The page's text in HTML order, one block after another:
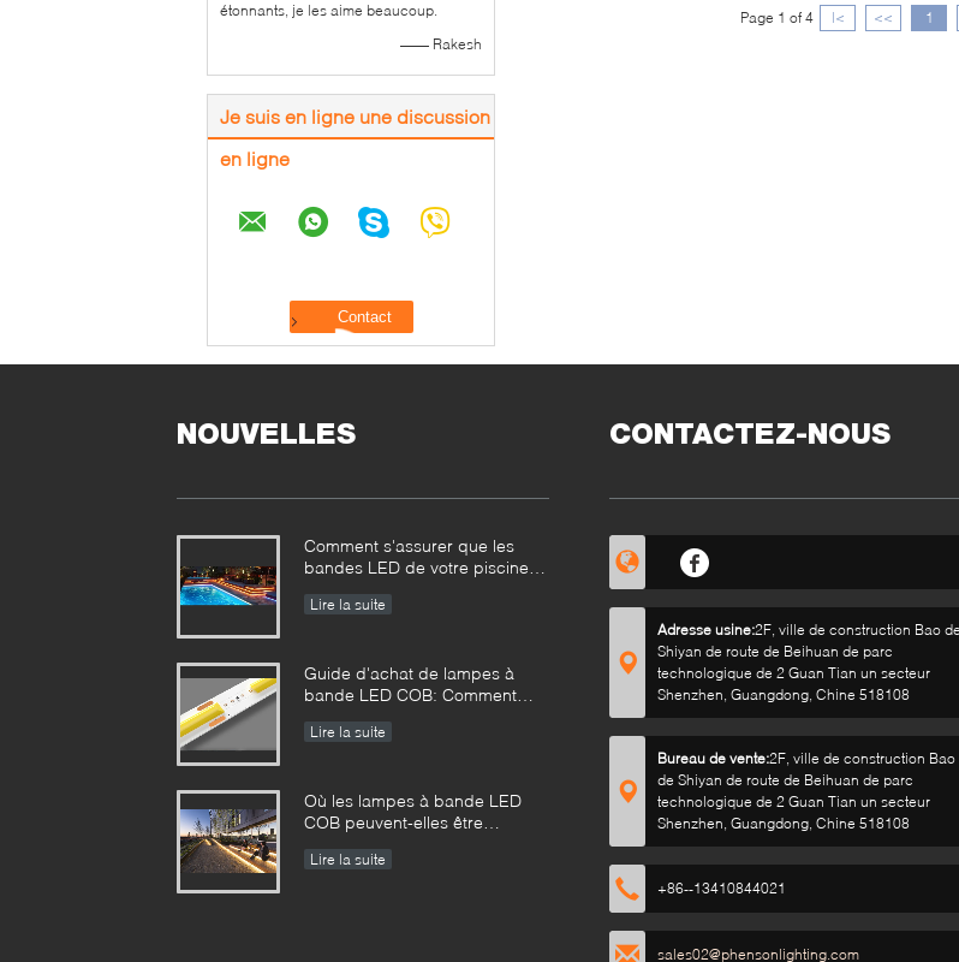
étonnants, je les aime beaucoup.
—— Rakesh
Je suis en ligne une discussion
en ligne
Page 1 of 4 |< << 1
NOUVELLES
Comment s'assurer que les
bandes LED de votre piscine
Lire la suite
Guide d'achat de lampes à
bande LED COB: Comment
mauvaises bandes LED COB?
Lire la suite
Où les lampes à bande LED
COB peuvent-elles être
Lire la suite
CONTACTEZ-NOUS
Adresse usine:2F, ville de construction Bao de
Shiyan de route de Beihuan de parc
technologique de 2 Guan Tian un secteur
Shenzhen, Guangdong, Chine 518108
Bureau de vente:2F, ville de construction Bao
de Shiyan de route de Beihuan de parc
technologique de 2 Guan Tian un secteur
Shenzhen, Guangdong, Chine 518108
+86--13410844021
sales02@phensonlighting.com